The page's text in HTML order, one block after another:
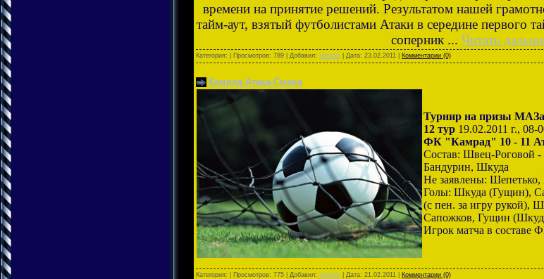
времени на принятие решений. Результатом нашей
тайм-аут, взятый футболистами Атаки в середине первого
соперник ... Читать
Категория: | Просмотров: 789 | Добавил: Voronin | Дата: 23.02.2011 Комментарии (0)
Камрад-Атака-Смена
Турнир на призы МАЗа
12 тур 19.02.2011 г., 08-
ФК "Камрад" 10 - 11
Состав: Швец-Роговой
Бандурин, Шкуда
Не заявлены: Шепетько,
Голы: Шкуда (Гущин),
(с пен. за игру рукой),
Сапожков, Гущин
Игрок матча в
Категория: | Просмотров: 775 | Добавил: Voronin | Дата: 21.02.2011 Комментарии (0)